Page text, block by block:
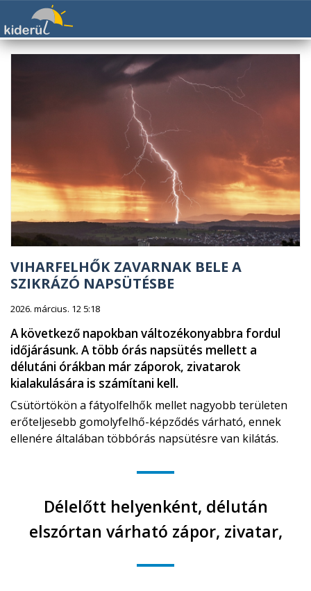
VIHARFELHŐK ZAVARNAK BELE A
SZIKRÁZÓ NAPSÜTÉSBE
2026. március. 12 5:18
A következő napokban változékonyabbra fordul
időjárásunk. A több órás napsütés mellett a
délutáni órákban már záporok, zivatarok
kialakulására is számítani kell.
Csütörtökön a fátyolfelhők mellet nagyobb területen
erőteljesebb gomolyfelhő-képződés várható, ennek
ellenére általában többórás napsütésre van kilátás.
Délelőtt helyenként, délután
elszórtan várható zápor, zivatar,